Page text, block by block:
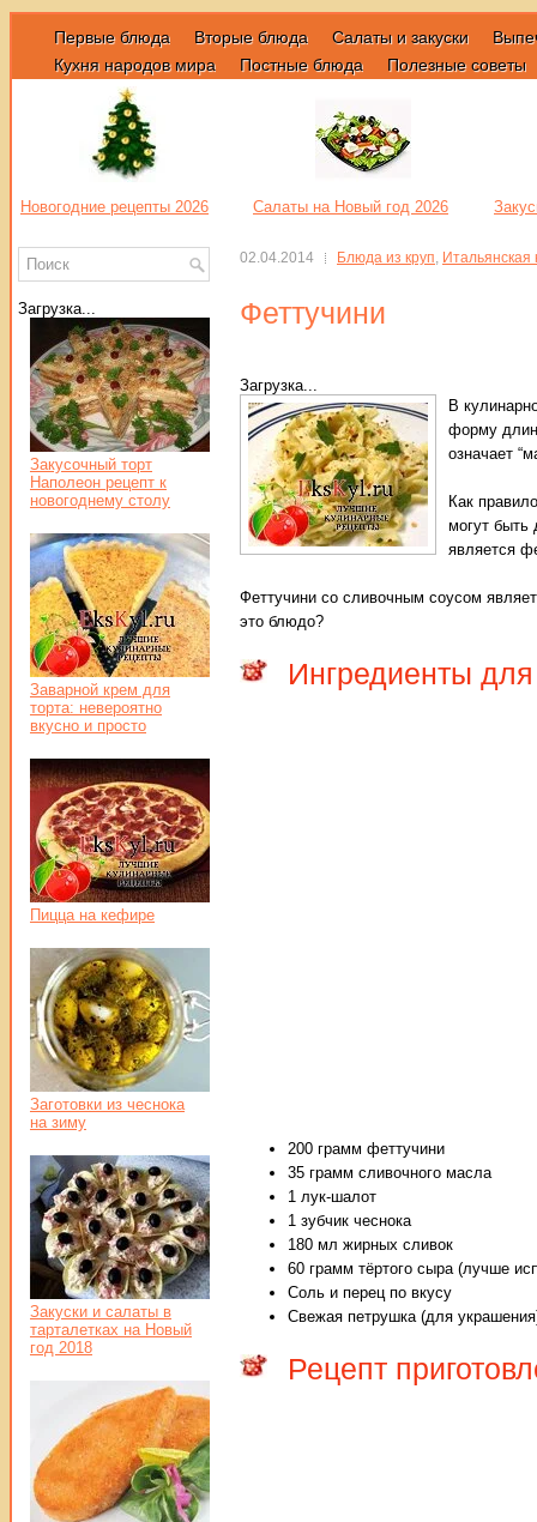
Первые блюда Вторые блюда Салаты и закуски
Кухня народов мира
Постные блюда Полезные советы
Новогодние рецепты 2026 Салаты на Новый год 2026
02.04.2014 Блюда из круп, Итальянская
Феттучини
Загрузка...
В
форму
означает
Как
могут быть
является
Феттучини со сливочным соусом
это блюдо?
Ингредиенты
200 грамм феттучини
35 грамм сливочного масла
1 лук-шалот
1 зубчик чеснока
180 мл жирных сливок
60 грамм тёртого сыра (лучше
Соль и перец по вкусу
Свежая петрушка (для
Рецепт
Загрузка...
Закусочный торт
Наполеон рецепт к
новогоднему столу
Заварной крем для
торта: невероятно
вкусно и просто
Пицца на кефире
Заготовки из чеснока
на зиму
Закуски и салаты в
тарталетках на Новый
год 2018